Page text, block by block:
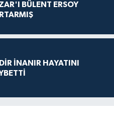
BÜLENT ERSOY
İNANIR HAYATINI